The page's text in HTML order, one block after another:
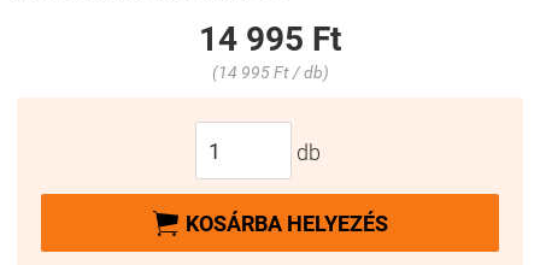
14 995 Ft
(14 995 Ft / db)
db
 KOSÁRBA HELYEZÉS